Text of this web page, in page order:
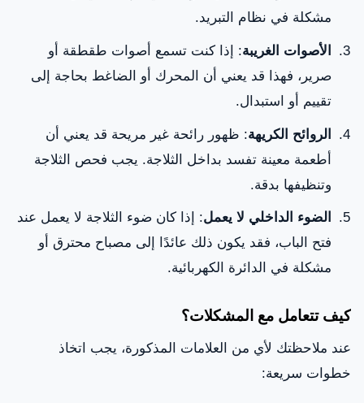
مشكلة في نظام التبريد.
الأصوات الغريبة: إذا كنت تسمع أصوات طقطقة أو
صرير، فهذا قد يعني أن المحرك أو الضاغط بحاجة إلى
تقييم أو استبدال.
الروائح الكريهة: ظهور رائحة غير مريحة قد يعني أن
أطعمة معينة تفسد بداخل الثلاجة. يجب فحص الثلاجة
وتنظيفها بدقة.
الضوء الداخلي لا يعمل: إذا كان ضوء الثلاجة لا يعمل عند
فتح الباب، فقد يكون ذلك عائدًا إلى مصباح محترق أو
مشكلة في الدائرة الكهربائية.
كيف تتعامل مع المشكلات؟
عند ملاحظتك لأي من العلامات المذكورة، يجب اتخاذ
خطوات سريعة: